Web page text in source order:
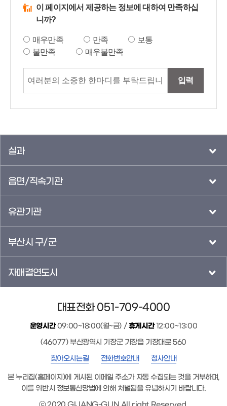
이 페이지에서 제공하는 정보에 대하여 만족하십
니까?
매우만족 만족
보통
불만족
매우불만족
입력
실과
읍면/직속기관
유관기관
부산시 구/군
자매결연도시
대표전화 051-709-4000
운영시간09:00~18:00(월~금) /휴게시간12:00~13:00
(46077) 부산광역시 기장군 기장읍 기장대로 560
찾아오시는길
전화번호안내 청사안내
본 누리집(홈페이지)에 게시된 이메일 주소가 자동 수집되는 것을 거부하며,
이를 위반시 정보통신망법에 의해 처벌됨을 유념하시기 바랍니다.